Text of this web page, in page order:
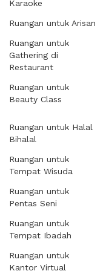
Karaoke
Ruangan untuk Arisan
Ruangan untuk
Gathering di
Restaurant
Ruangan untuk
Beauty Class
Ruangan untuk Halal
Bihalal
Ruangan untuk
Tempat Wisuda
Ruangan untuk
Pentas Seni
Ruangan untuk
Tempat Ibadah
Ruangan untuk
Kantor Virtual